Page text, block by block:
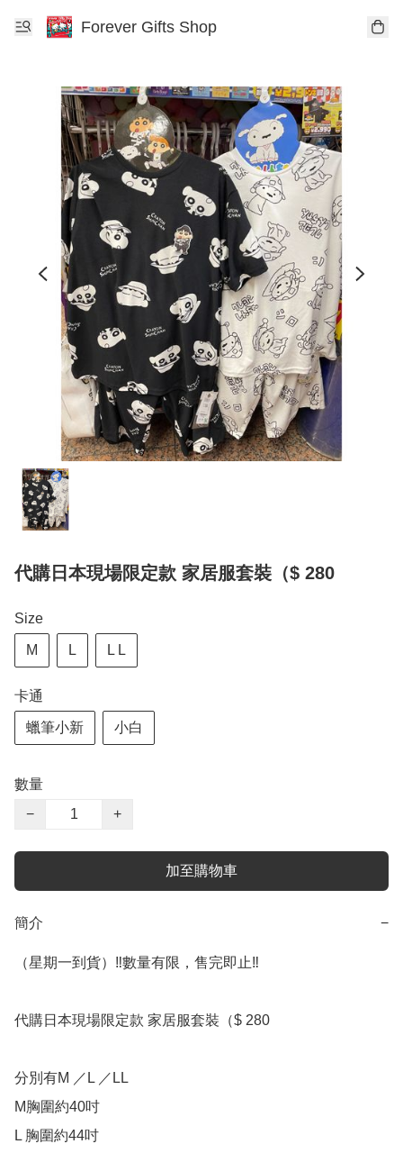
Forever Gifts Shop
代購日本現場限定款 家居服套裝（$ 280
Size
M L L L
卡通
蠟筆小新 小白
數量
−
+
加至購物車
簡介 −
（星期一到貨）‼️數量有限，售完即止‼️
代購日本現場限定款 家居服套裝（$ 280
分別有M ／L ／LL
M胸圍約40吋
L 胸圍約44吋